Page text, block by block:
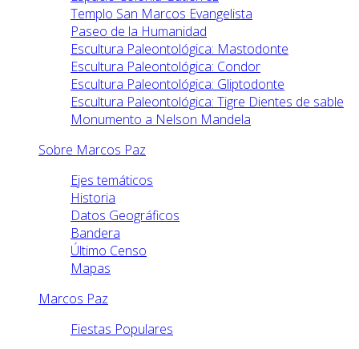
Templo San Marcos Evangelista
Paseo de la Humanidad
Escultura Paleontológica: Mastodonte
Escultura Paleontológica: Condor
Escultura Paleontológica: Gliptodonte
Escultura Paleontológica: Tigre Dientes de sable
Monumento a Nelson Mandela
Sobre Marcos Paz
Ejes temáticos
Historia
Datos Geográficos
Bandera
Último Censo
Mapas
Marcos Paz
Fiestas Populares